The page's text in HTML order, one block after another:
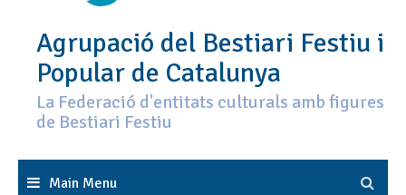
Agrupació del Bestiari Festiu i
Popular de Catalunya
La Federació d'entitats culturals amb figures
de Bestiari Festiu
Main Menu